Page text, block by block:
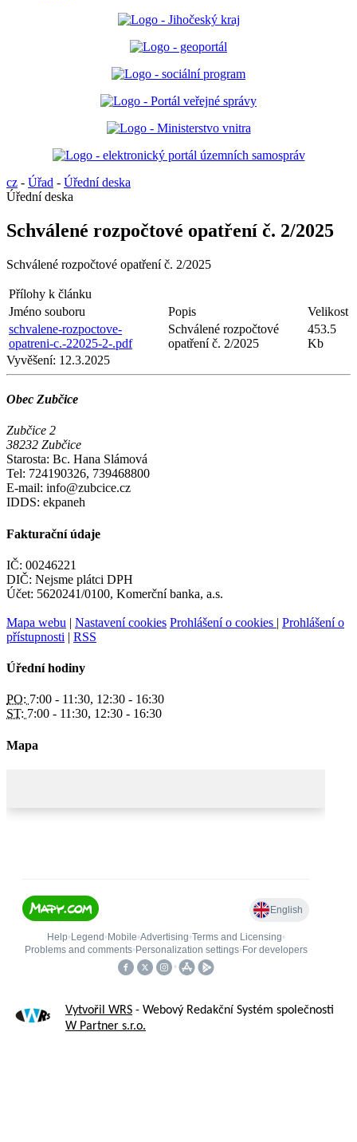
cz - Úřad - Úřední deska
Úřední deska
Schválené rozpočtové opatření č. 2/2025
Schválené rozpočtové opatření č. 2/2025
Přílohy k článku
Jméno souboru
Popis
Velikost
schvalene-rozpoctove-
opatreni-c.-22025-2-.pdf
Schválené rozpočtové
opatření č. 2/2025
453.5
Kb
Vyvěšení: 12.3.2025
Obec Zubčice
Zubčice 2
38232 Zubčice
Starosta: Bc. Hana Slámová
Tel: 724190326, 739468800
E-mail: info@zubcice.cz
IDDS: ekpaneh
Fakturační údaje
IČ: 00246221
DIČ: Nejsme plátci DPH
Účet: 5620241/0100, Komerční banka, a.s.
Mapa webu | Nastavení cookies Prohlášení o cookies | Prohlášení o
přístupnosti | RSS
Úřední hodiny
PO: 7:00 - 11:30, 12:30 - 16:30
ST: 7:00 - 11:30, 12:30 - 16:30
Mapa
Vytvořil WRS - Webový Redakční Systém společnosti
W Partner s.r.o.